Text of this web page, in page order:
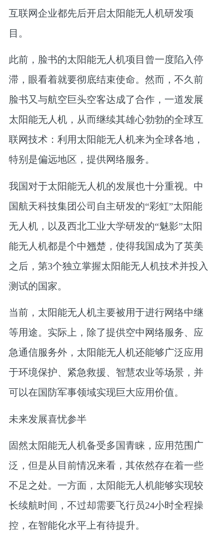
互联网企业都先后开启太阳能无人机研发项
目。
此前，脸书的太阳能无人机项目曾一度陷入停
滞，眼看着就要彻底结束使命。然而，不久前
脸书又与航空巨头空客达成了合作，一道发展
太阳能无人机，从而继续其雄心勃勃的全球互
联网技术：利用太阳能无人机来为全球各地，
特别是偏远地区，提供网络服务。
我国对于太阳能无人机的发展也十分重视。中
国航天科技集团公司自主研发的“彩虹”太阳能
无人机，以及西北工业大学研发的“魅影”太阳
能无人机都是个中翘楚，使得我国成为了英美
之后，第3个独立掌握太阳能无人机技术并投入
测试的国家。
当前，太阳能无人机主要被用于进行网络中继
等用途。实际上，除了提供空中网络服务、应
急通信服务外，太阳能无人机还能够广泛应用
于环境保护、紧急救援、智慧农业等场景，并
可以在国防军事领域实现巨大应用价值。
未来发展喜忧参半
固然太阳能无人机备受多国青睐，应用范围广
泛，但是从目前情况来看，其依然存在着一些
不足之处。一方面，太阳能无人机能够实现较
长续航时间，不过却需要飞行员24小时全程操
控，在智能化水平上有待提升。